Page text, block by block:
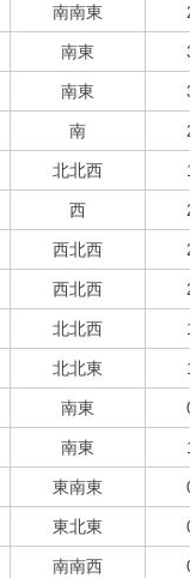
南南東
南東
南東
南
北北西
西
西北西
西北西
北北西
北北東
南東
南東
東南東
東北東
南南西